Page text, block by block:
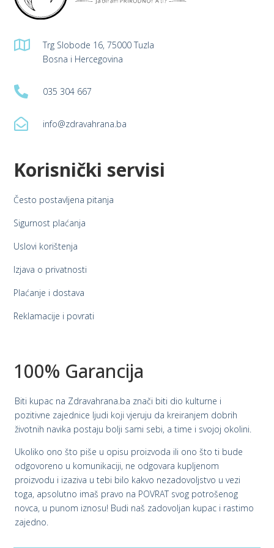

Trg Slobode 16, 75000 Tuzla
Bosna i Hercegovina
 035 304 667
 info@zdravahrana.ba
Korisnički servisi
Često postavljena pitanja
Sigurnost plaćanja
Uslovi korištenja
Izjava o privatnosti
Plaćanje i dostava
Reklamacije i povrati
100% Garancija
Biti kupac na Zdravahrana.ba znači biti dio kulturne i
pozitivne zajednice ljudi koji vjeruju da kreiranjem dobrih
životnih navika postaju bolji sami sebi, a time i svojoj okolini.
Ukoliko ono što piše u opisu proizvoda ili ono što ti bude
odgovoreno u komunikaciji, ne odgovara kupljenom
proizvodu i izaziva u tebi bilo kakvo nezadovoljstvo u vezi
toga, apsolutno imaš pravo na POVRAT svog potrošenog
novca, u punom iznosu! Budi naš zadovoljan kupac i rastimo
zajedno.